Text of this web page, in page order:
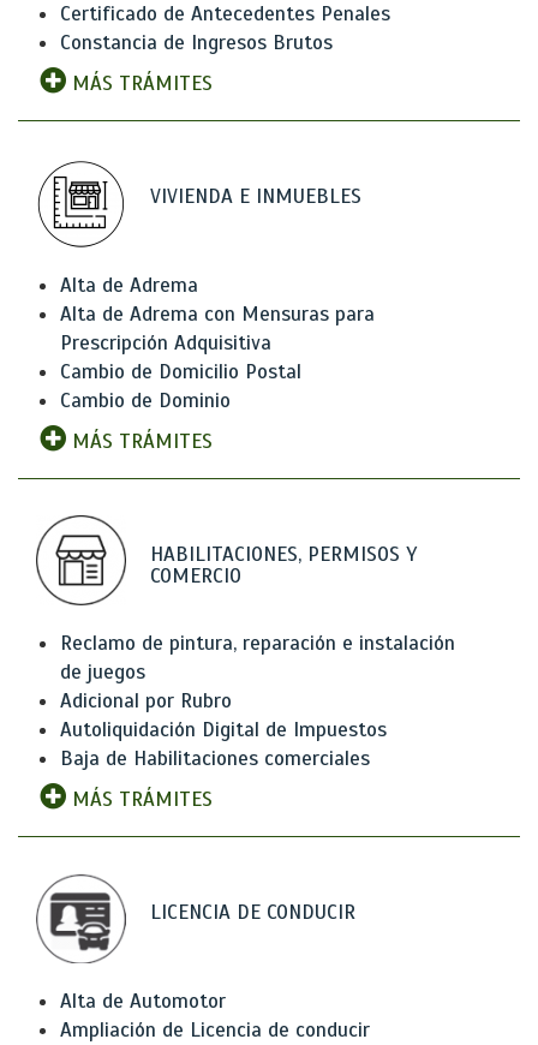
Certificado de Antecedentes Penales
Constancia de Ingresos Brutos
MÁS TRÁMITES
VIVIENDA E INMUEBLES
Alta de Adrema
Alta de Adrema con Mensuras para
Prescripción Adquisitiva
Cambio de Domicilio Postal
Cambio de Dominio
MÁS TRÁMITES
HABILITACIONES, PERMISOS Y
COMERCIO
Reclamo de pintura, reparación e instalación
de juegos
Adicional por Rubro
Autoliquidación Digital de Impuestos
Baja de Habilitaciones comerciales
MÁS TRÁMITES
LICENCIA DE CONDUCIR
Alta de Automotor
Ampliación de Licencia de conducir